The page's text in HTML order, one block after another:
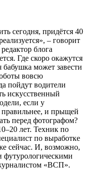
сегодня, придётся 40
– говорит
блога
Где скоро окажутся
может завести
вовсю
пойдут водители
искусственный
если у
и прыщей
перед фотографом?
лет. Техник по
по выработке
сейчас. И, возможно,
футурологическими
«ВСП».